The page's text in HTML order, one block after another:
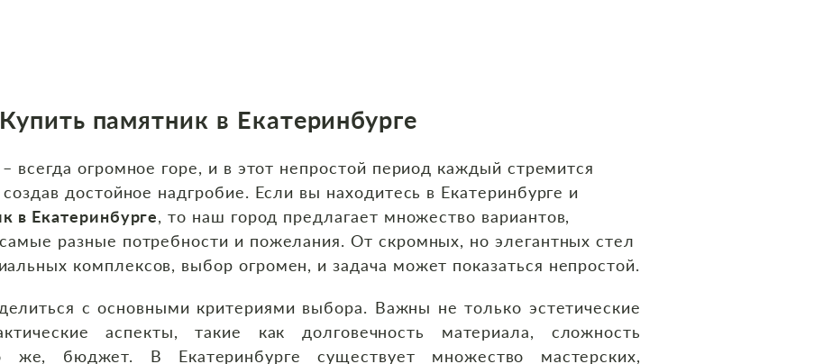
Купить памятник в Екатеринбурге
всегда огромное горе, и в этот непростой период каждый стремится
достойное надгробие. Если вы находитесь в Екатеринбурге и
в Екатеринбурге, то наш город предлагает множество вариантов,
разные потребности и пожелания. От скромных, но элегантных стел
комплексов, выбор огромен, и задача может показаться непростой.
с основными критериями выбора. Важны не только эстетические
аспекты, такие как долговечность материала, сложность
же, бюджет. В Екатеринбурге существует множество мастерских,